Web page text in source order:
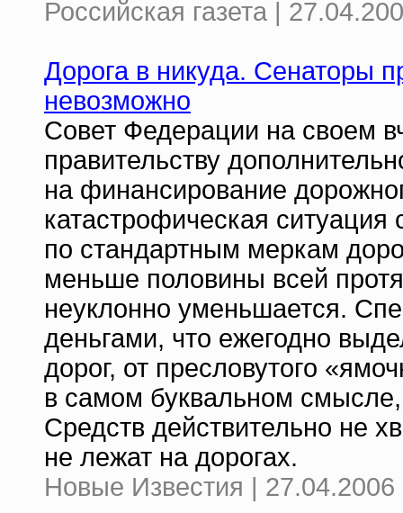
Российская газета |
Дорога в никуда. Сенаторы
невозможно
Совет Федерации на своем
правительству
на финансирование
катастрофическая ситуация
по стандартным меркам
меньше половины всей
неуклонно уменьшается.
деньгами, что ежегодно
дорог, от пресловутого
в самом буквальном
Средств действительно не
не лежат на дорогах.
Новые Известия | 27.04.2006